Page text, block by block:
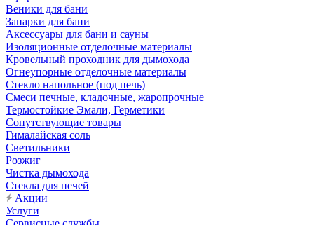
Веники для бани
Запарки для бани
Аксессуары для бани и сауны
Изоляционные отделочные материалы
Кровельный проходник для дымохода
Огнеупорные отделочные материалы
Стекло напольное (под печь)
Смеси печные, кладочные, жаропрочные
Термостойкие Эмали, Герметики
Сопутствующие товары
Гималайская соль
Светильники
Розжиг
Чистка дымохода
Стекла для печей
Акции
Услуги